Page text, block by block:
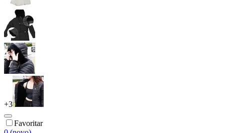
+3
Favoritar